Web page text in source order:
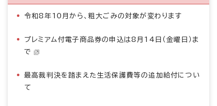
令和8年10月から、粗大ごみの対象が変わります
プレミアム付電子商品券の申込は8月14日（金曜日）ま
で
最高裁判決を踏まえた生活保護費等の追加給付につい
て